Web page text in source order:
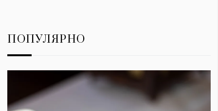
ПОПУЛЯРНО